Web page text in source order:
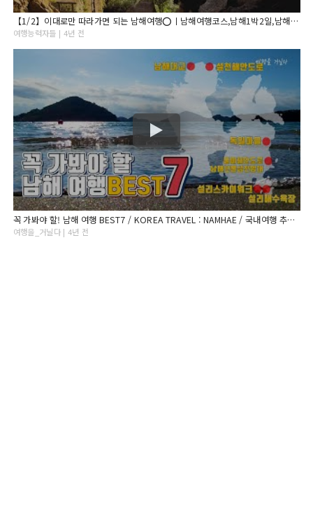
【1/2】이대로만 따라가면 되는 남해여행⭕ㅣ남해여행코스,남해1박2일,남해가볼만한곳,경남여행,경남여행지,남해카페,남해맛집,남해독일마을,남해초록하우스
여행능력자들 | 4년 전
꼭 가봐야 할! 남해 여행 BEST7 / KOREA TRAVEL : NAMHAE / 국내여행 추천 / 드라이브 코스 추천 / 해안드라이브 코스 추천 / 남해 드라이브 코스
여행을_거닐다 | 4년 전